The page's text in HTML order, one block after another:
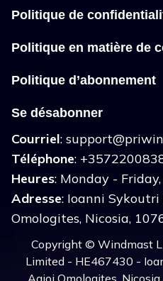
Politique de
Politique en matière de
Politique d’abonnement
Se désabonner
Courriel:
Téléphone:
Heures: Monday -
Adresse: Ioanni Sykoutri
Omologites, Nicosia,
Copyright © Windmast
Limited - HE467430 -